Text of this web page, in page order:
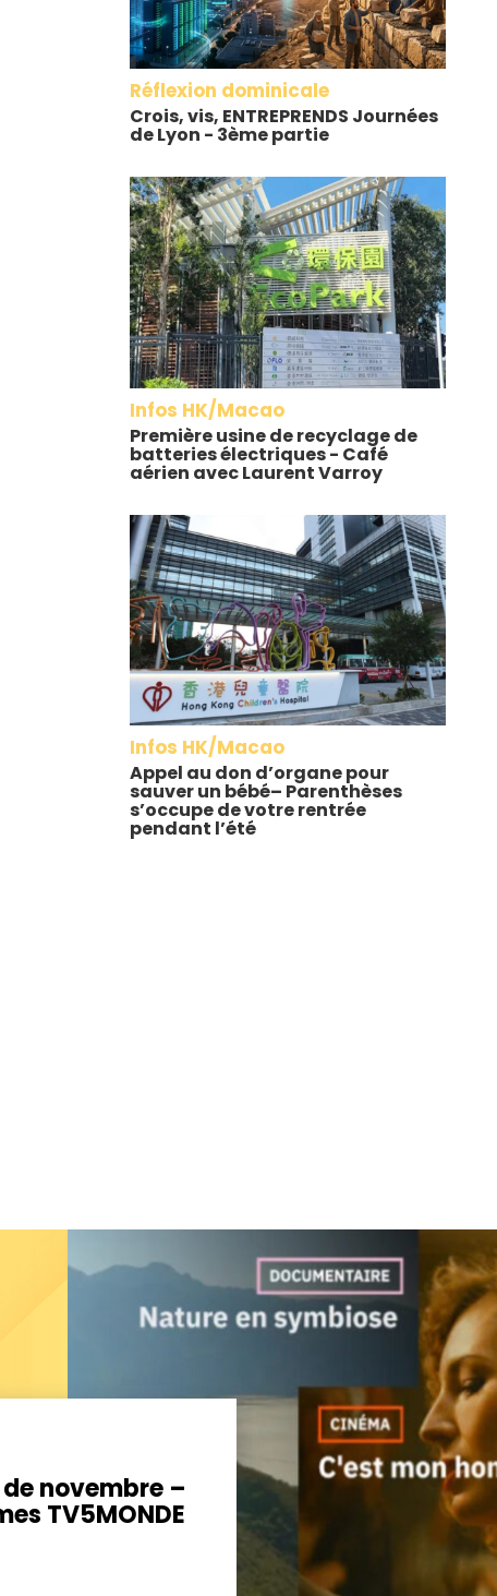
Réflexion dominicale
Crois, vis, ENTREPRENDS Journées
de Lyon - 3ème partie
Infos HK/Macao
Première usine de recyclage de
batteries électriques - Café
aérien avec Laurent Varroy
Infos HK/Macao
Appel au don d’organe pour
sauver un bébé– Parenthèses
s’occupe de votre rentrée
pendant l’été
novembre –
TV5MONDE